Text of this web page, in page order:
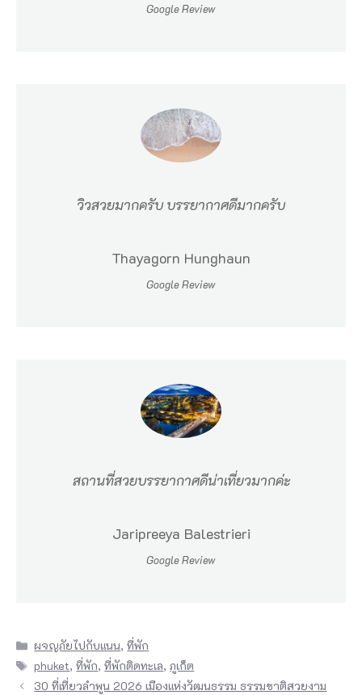
Google Review
วิวสวยมากครับ บรรยากาศดีมากครับ
Thayagorn Hunghaun
Google Review
สถานที่สวยบรรยากาศดีน่าเที่ยวมากค่ะ
Jaripreeya Balestrieri
Google Review
Categories
ผจญภัยไปกับแนน,ที่พัก
Tags
phuket,ที่พัก,ที่พักติดทะเล,ภูเก็ต
30 ที่เที่ยวลำพูน 2026 เมืองแห่งวัฒนธรรม ธรรมชาติสวยงาม